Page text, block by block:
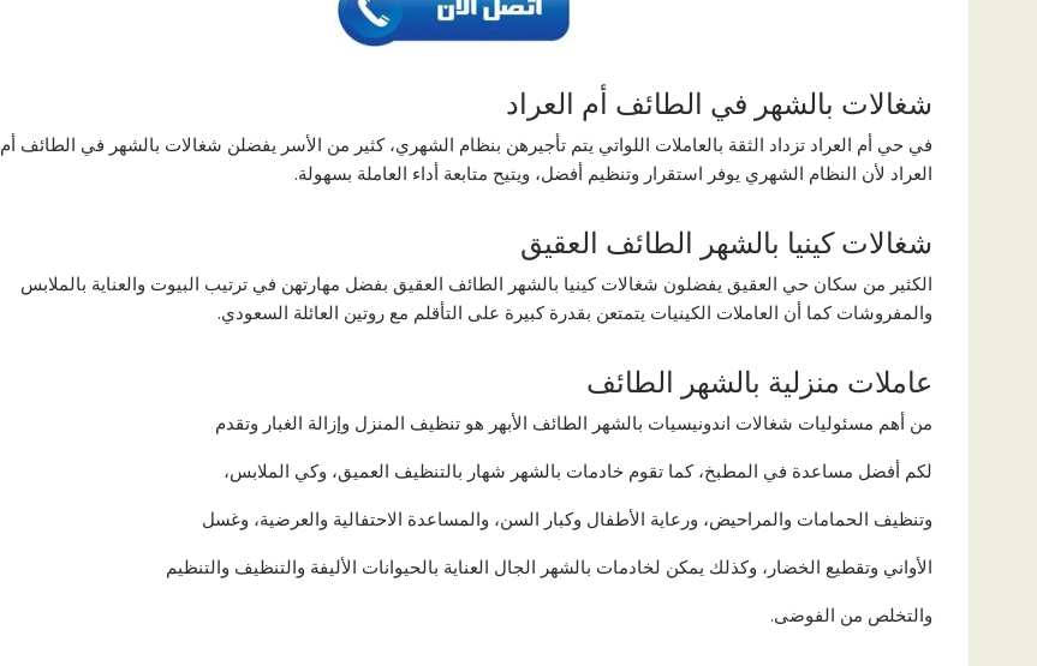
شغالات بالشهر في الطائف أم العراد
في حي أم العراد تزداد الثقة بالعاملات اللواتي يتم تأجيرهن بنظام الشهري، كثير من الأسر يفضلن شغالات بالشهر في الطائف أم
العراد لأن النظام الشهري يوفر استقرار وتنظيم أفضل، ويتيح متابعة أداء العاملة بسهولة.
شغالات كينيا بالشهر الطائف العقيق
الكثير من سكان حي العقيق يفضلون شغالات كينيا بالشهر الطائف العقيق بفضل مهارتهن في ترتيب البيوت والعناية بالملابس
والمفروشات كما أن العاملات الكينيات يتمتعن بقدرة كبيرة على التأقلم مع روتين العائلة السعودي.
عاملات منزلية بالشهر الطائف
من أهم مسئوليات شغالات اندونيسيات بالشهر الطائف الأبهر هو تنظيف المنزل وإزالة الغبار وتقدم
لكم أفضل مساعدة في المطبخ، كما تقوم خادمات بالشهر شهار بالتنظيف العميق، وكي الملابس،
وتنظيف الحمامات والمراحيض، ورعاية الأطفال وكبار السن، والمساعدة الاحتفالية والعرضية، وغسل
الأواني وتقطيع الخضار، وكذلك يمكن لخادمات بالشهر الجال العناية بالحيوانات الأليفة والتنظيف والتنظيم
والتخلص من الفوضى.